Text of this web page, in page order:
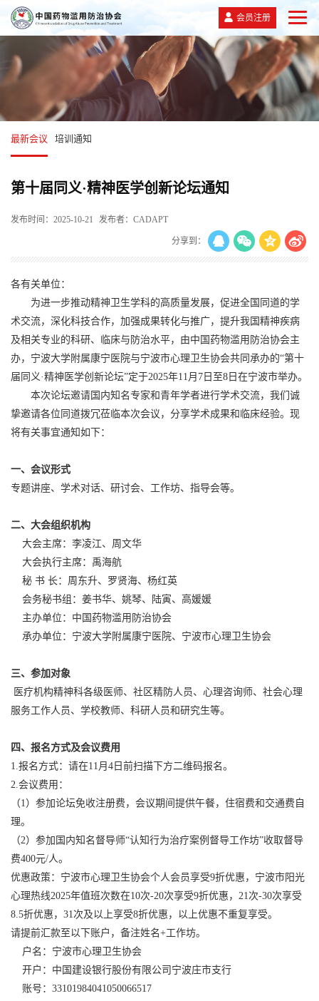
会员注册
最新会议 培训通知
第十届同义·精神医学创新论坛通知
发布时间：2025-10-21 发布者：CADAPT
分享到：
各有关单位：
为进一步推动精神卫生学科的高质量发展，促进全国同道的学
术交流，深化科技合作，加强成果转化与推广，提升我国精神疾病
及相关专业的科研、临床与防治水平，由中国药物滥用防治协会主
办，宁波大学附属康宁医院与宁波市心理卫生协会共同承办的“第十
届同义·精神医学创新论坛”定于2025年11月7日至8日在宁波市举办。
本次论坛邀请国内知名专家和青年学者进行学术交流，我们诚
挚邀请各位同道拨冗莅临本次会议，分享学术成果和临床经验。现
将有关事宜通知如下：
一、会议形式
专题讲座、学术对话、研讨会、工作坊、指导会等。
二、大会组织机构
大会主席：李凌江、周文华
大会执行主席：禹海航
秘 书 长：周东升、罗贤海、杨红英
会务秘书组：姜书华、姚琴、陆寅、高媛媛
主办单位：中国药物滥用防治协会
承办单位：宁波大学附属康宁医院、宁波市心理卫生协会
三、参加对象
医疗机构精神科各级医师、社区精防人员、心理咨询师、社会心理
服务工作人员、学校教师、科研人员和研究生等。
四、报名方式及会议费用
1.报名方式：请在11月4日前扫描下方二维码报名。
2.会议费用：
（1）参加论坛免收注册费，会议期间提供午餐，住宿费和交通费自
理。
（2）参加国内知名督导师“认知行为治疗案例督导工作坊”收取督导
费400元/人。
优惠政策：宁波市心理卫生协会个人会员享受9折优惠，宁波市阳光
心理热线2025年值班次数在10次-20次享受9折优惠，21次-30次享受
8.5折优惠，31次及以上享受8折优惠，以上优惠不重复享受。
请提前汇款至以下账户，备注姓名+工作坊。
户名：宁波市心理卫生协会
开户：中国建设银行股份有限公司宁波庄市支行
账号：33101984041050066517